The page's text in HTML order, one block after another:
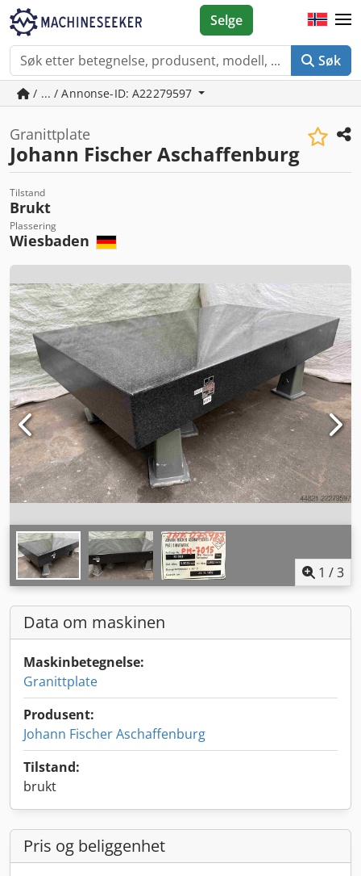
Søk
Selge
/ ... / Annonse-ID: A22279597
Granittplate
Johann Fischer Aschaffenburg
Tilstand
Brukt
Plassering
Wiesbaden
1 /3
Data om maskinen
Maskinbetegnelse:
Granittplate
Produsent:
Johann Fischer Aschaffenburg
Tilstand:
brukt
Pris og beliggenhet